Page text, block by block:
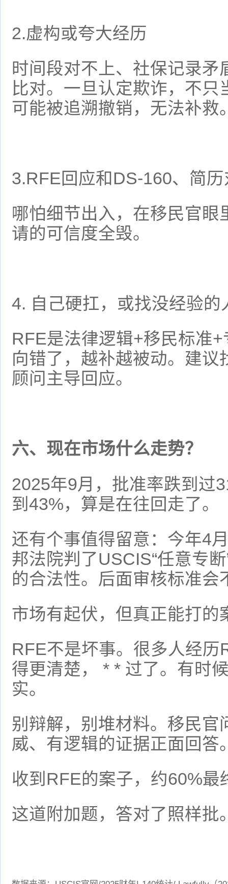
2.虚构或夸大经历
时间段对不上、社保记录
比对。一旦认定欺诈，不
可能被追溯撤销，无法补救
3.RFE回应和DS-160、简
哪怕细节出入，在移民官眼
请的可信度全毁。
4. 自己硬扛，或找没经验的
RFE是法律逻辑+移民标准
向错了，越补越被动。建
顾问主导回应。
六、现在市场什么走势？
2025年9月，批准率跌到过
到43%，算是在往回走了。
还有个事值得留意：今年4
邦法院判了USCIS“任意专
的合法性。后面审核标准会
市场有起伏，但真正能打的
RFE不是坏事。很多人经
得更清楚， * * 过了。有时
实。
别辩解，别堆材料。移民官
威、有逻辑的证据正面回答
收到RFE的案子，约60%最
这道附加题，答对了照样批